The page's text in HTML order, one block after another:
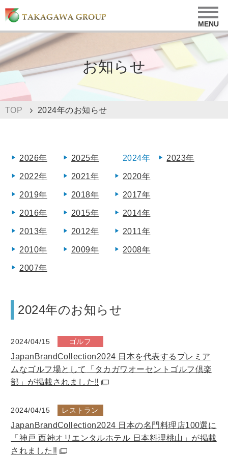
お知らせ
TOP 2024年のお知らせ
2026年 2025年 2024年 2023年
2022年 2021年 2020年
2019年 2018年 2017年
2016年 2015年 2014年
2013年 2012年 2011年
2010年 2009年 2008年
2007年
2024年のお知らせ
2024/04/15 ゴルフ
JapanBrandCollection2024 日本を代表するプレミア
ムなゴルフ場として
「タカガワオーセントゴルフ倶楽
部」が掲載されました‼
2024/04/15 レストラン
JapanBrandCollection2024 日本の名門料理店100選に
「神戸 西神オリエンタルホテル 日本料理桃山」が掲載
されました‼